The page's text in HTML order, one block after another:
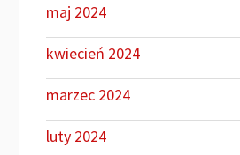
maj 2024
kwiecień 2024
marzec 2024
luty 2024